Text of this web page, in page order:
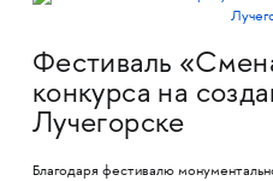
Фестиваль
конкурса на
Лучегорске
Благодаря фестивалю